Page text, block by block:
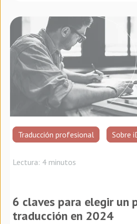
Traducción profesional Sobre
Lectura: 4 minutos
6 claves para elegir un
traducción en 2024